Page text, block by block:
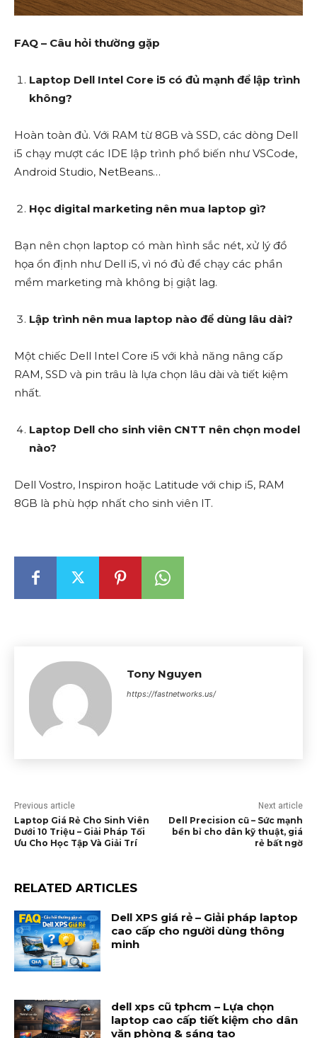
FAQ – Câu hỏi thường gặp
Laptop Dell Intel Core i5 có đủ mạnh để lập trình
không?
Hoàn toàn đủ. Với RAM từ 8GB và SSD, các dòng Dell
i5 chạy mượt các IDE lập trình phổ biến như VSCode,
Android Studio, NetBeans…
Học digital marketing nên mua laptop gì?
Bạn nên chọn laptop có màn hình sắc nét, xử lý đồ
họa ổn định như Dell i5, vì nó đủ để chạy các phần
mềm marketing mà không bị giật lag.
Lập trình nên mua laptop nào để dùng lâu dài?
Một chiếc Dell Intel Core i5 với khả năng nâng cấp
RAM, SSD và pin trâu là lựa chọn lâu dài và tiết kiệm
nhất.
Laptop Dell cho sinh viên CNTT nên chọn model
nào?
Dell Vostro, Inspiron hoặc Latitude với chip i5, RAM
8GB là phù hợp nhất cho sinh viên IT.
Tony Nguyen
https://fastnetworks.us/
Previous article
Laptop Giá Rẻ Cho Sinh Viên
Dưới 10 Triệu – Giải Pháp Tối
Ưu Cho Học Tập Và Giải Trí
Next article
Dell Precision cũ – Sức mạnh
bền bỉ cho dân kỹ thuật, giá
rẻ bất ngờ
RELATED ARTICLES
Dell XPS giá rẻ – Giải pháp laptop
cao cấp cho người dùng thông
minh
dell xps cũ tphcm – Lựa chọn
laptop cao cấp tiết kiệm cho dân
văn phòng & sáng tạo